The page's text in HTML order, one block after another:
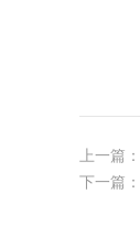
上一篇：
下一篇：